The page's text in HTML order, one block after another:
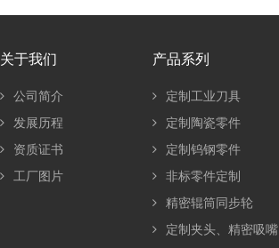
关于我们
公司简介
发展历程
资质证书
工厂图片
产品系列
定制工业刀具
定制陶瓷零件
定制钨钢零件
非标零件定制
精密辊筒同步轮
定制夹头、精密吸嘴